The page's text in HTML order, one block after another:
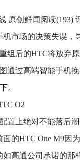
原创鲜闻阅读(193)
机市场的决策失误
组后的HTC将放弃
通过高端智能手机
。
置上绝对不能落后
的HTC One M9因
如高通公司承诺的